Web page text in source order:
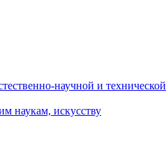
научной и технической
наукам, искусству